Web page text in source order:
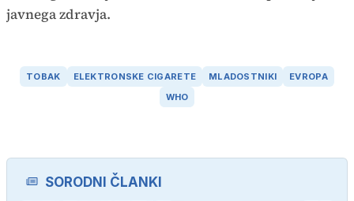
javnega zdravja.
TOBAK ELEKTRONSKE CIGARETE MLADOSTNIKI
EVROPA
WHO
SORODNI ČLANKI